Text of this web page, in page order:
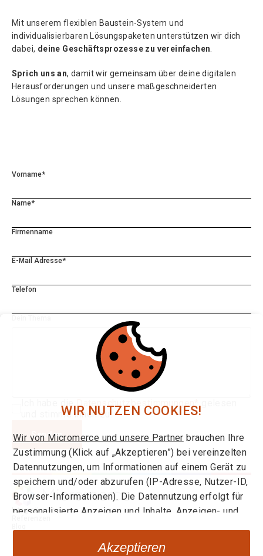
Mit unserem flexiblen Baustein-System und
individualisierbaren Lösungspaketen unterstützen wir dich
dabei, deine Geschäftsprozesse zu vereinfachen
Sprich uns an, damit wir gemeinsam über deine digitalen
Herausforderungen und unsere maßgeschneiderten
Lösungen sprechen können.
Vorname*
Name*
Firmenname
E-Mail Adresse*
Telefon
Ich habe dieDatenschutzbestimmungen*
und stimme ihnen zu.
Senden
WIR NUTZEN COOKIES!
Wir von Micromerce und unsere Partner brauchen Ihre
Zustimmung (Klick auf „Akzeptieren”) bei vereinzelten
Datennutzungen, um Informationen auf einem Gerät zu
speichern und/oder abzurufen (IP-Adresse, Nutzer-ID,
Browser-Informationen). Die Datennutzung erfolgt für
personalisierte Anzeigen und Inhalte, Anzeigen- und
Zielgruppen und Produktentwicklungen zu gewinnen.
Akzeptieren
Integrationen